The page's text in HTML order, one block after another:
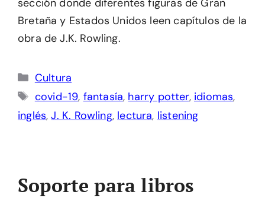
sección donde diferentes figuras de Gran
Bretaña y Estados Unidos leen capítulos de la
obra de J.K. Rowling.
Categorías
Cultura
Etiquetas
covid-19, fantasía, harry potter, idiomas,
inglés,J. K. Rowling, lectura, listening
Soporte para libros